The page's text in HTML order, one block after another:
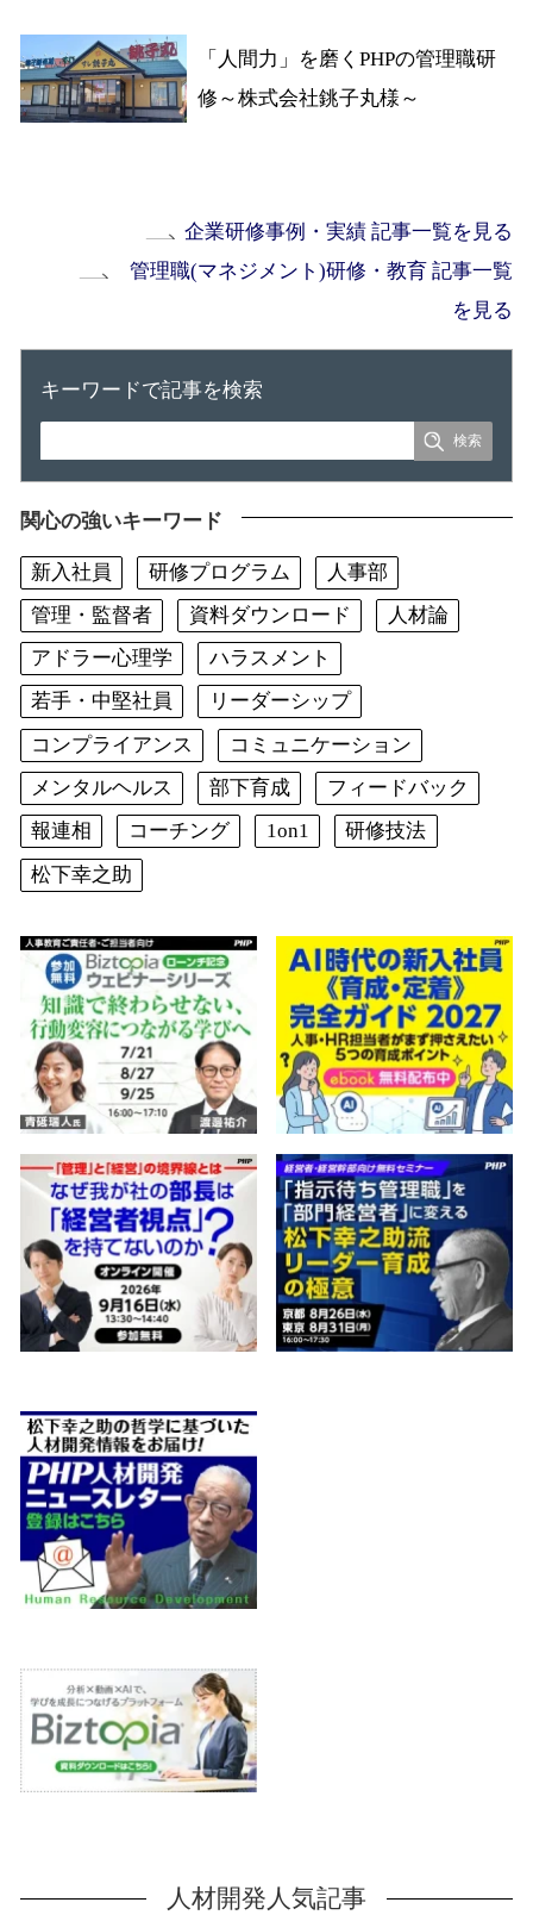
「人間力」を磨くPHPの管理職研
修～株式会社銚子丸様～
企業研修事例・実績 記事一覧を見る
管理職(マネジメント)研修・教育 記事一覧
を見る
キーワードで記事を検索
関心の強いキーワード
新入社員 研修プログラム
人事部
管理・監督者
資料ダウンロード
人材論
アドラー心理学
ハラスメント
若手・中堅社員
リーダーシップ
コンプライアンス
コミュニケーション
メンタルヘルス
部下育成
フィードバック
報連相
コーチング 1on1
研修技法
松下幸之助
人材開発人気記事